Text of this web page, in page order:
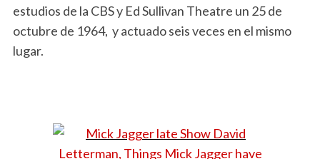
estudios de la CBS y Ed Sullivan Theatre un 25 de
octubre de 1964, y actuado seis veces en el mismo
lugar.